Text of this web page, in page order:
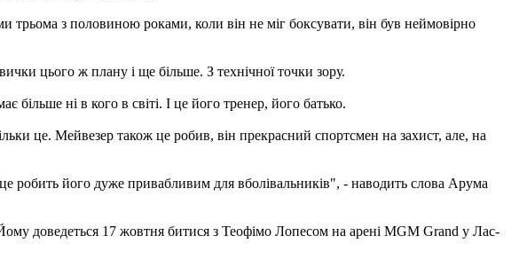
з половиною роками, коли він не міг боксувати, він був неймовірно
цього ж плану і ще більше. З технічної точки зору.
більше ні в кого в світі. І це його тренер, його батько.
це. Мейвезер також це робив, він прекрасний спортсмен на захист, але, на
робить його дуже привабливим для вболівальників", - наводить слова Арума
доведеться 17 жовтня битися з Теофімо Лопесом на арені MGM Grand у Лас-